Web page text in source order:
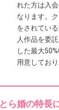
れた方は入
なります。
をされてい
人作品を委
した最大
用意しており
とら婚の特長